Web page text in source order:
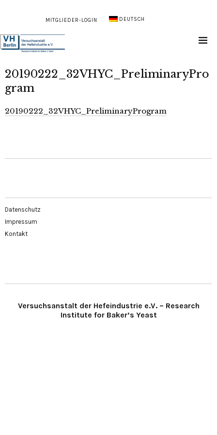
MITGLIEDER-LOGIN DEUTSCH
20190222_32VHYC_PreliminaryPro
gram
20190222_32VHYC_PreliminaryProgram
Datenschutz
Impressum
Kontakt
Versuchsanstalt der Hefeindustrie e.V. – Research
Institute for Baker’s Yeast